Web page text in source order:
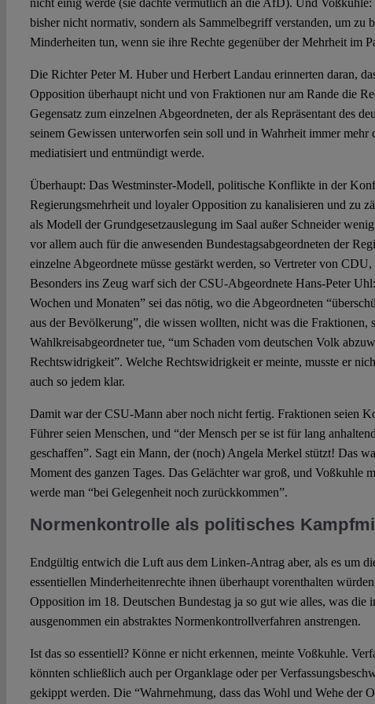
bisher nicht normativ, sondern als Sammelbegriff verstanden, um zu
Minderheiten tun, wenn sie ihre Rechte gegenüber der Mehrheit im
Die Richter Peter M. Huber und Herbert Landau erinnerten daran,
Opposition überhaupt nicht und von Fraktionen nur am Rande die
Gegensatz zum einzelnen Abgeordneten, der als Repräsentant des
seinem Gewissen unterworfen sein soll und in Wahrheit immer mehr
mediatisiert und entmündigt werde.
Überhaupt: Das Westminster-Modell, politische Konflikte in der
Regierungsmehrheit und loyaler Opposition zu kanalisieren und zu
als Modell der Grundgesetzauslegung im Saal außer Schneider
vor allem auch für die anwesenden Bundestagsabgeordneten der
einzelne Abgeordnete müsse gestärkt werden, so Vertreter von
Besonders ins Zeug warf sich der CSU-Abgeordnete Hans-Peter
Wochen und Monaten” sei das nötig, wo die Abgeordneten
aus der Bevölkerung”, die wissen wollten, nicht was die Fraktionen,
Wahlkreisabgeordneter tue, “um Schaden vom deutschen Volk
Rechtswidrigkeit”. Welche Rechtswidrigkeit er meinte, musste er
auch so jedem klar.
Damit war der CSU-Mann aber noch nicht fertig. Fraktionen seien
Führer seien Menschen, und “der Mensch per se ist für lang
geschaffen”. Sagt ein Mann, der (noch) Angela Merkel stützt! Das
Moment des ganzen Tages. Das Gelächter war groß, und Voßkuhle
werde man “bei Gelegenheit noch zurückkommen”.
Normenkontrolle als politisches
Endgültig entwich die Luft aus dem Linken-Antrag aber, als es um
essentiellen Minderheitenrechte ihnen überhaupt vorenthalten
Opposition im 18. Deutschen Bundestag ja so gut wie alles, was die
ausgenommen ein abstraktes Normenkontrollverfahren anstrengen.
Ist das so essentiell? Könne er nicht erkennen, meinte Voßkuhle.
könnten schließlich auch per Organklage oder per
gekippt werden. Die “Wahrnehmung, dass das Wohl und Wehe der